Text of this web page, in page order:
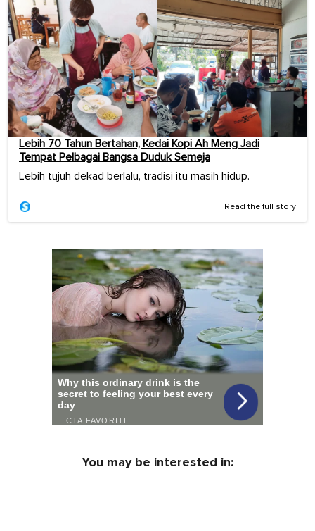
Lebih 70 Tahun Bertahan, Kedai Kopi Ah Meng Jadi
Tempat Pelbagai Bangsa Duduk Semeja
Lebih tujuh dekad berlalu, tradisi itu masih hidup.
Read the full story
You may be interested in: